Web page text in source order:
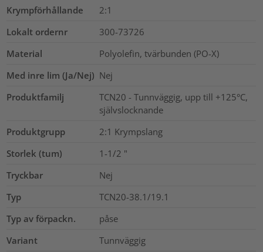
Krympförhållande
2:1
Lokalt ordernr
300-73726
Material
Polyolefin, tvärbunden (PO-X)
Med inre lim (Ja/Nej) Nej
Produktfamilj
TCN20 - Tunnväggig, upp till +125°C,
självslocknande
Produktgrupp
2:1 Krympslang
Storlek (tum)
1-1/2 "
Tryckbar
Nej
Typ
TCN20-38.1/19.1
Typ av förpackn.
påse
Variant
Tunnväggig